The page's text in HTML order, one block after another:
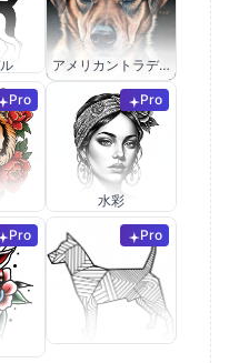
アメリカントラディショナル
Pro Pro
水彩
Pro Pro